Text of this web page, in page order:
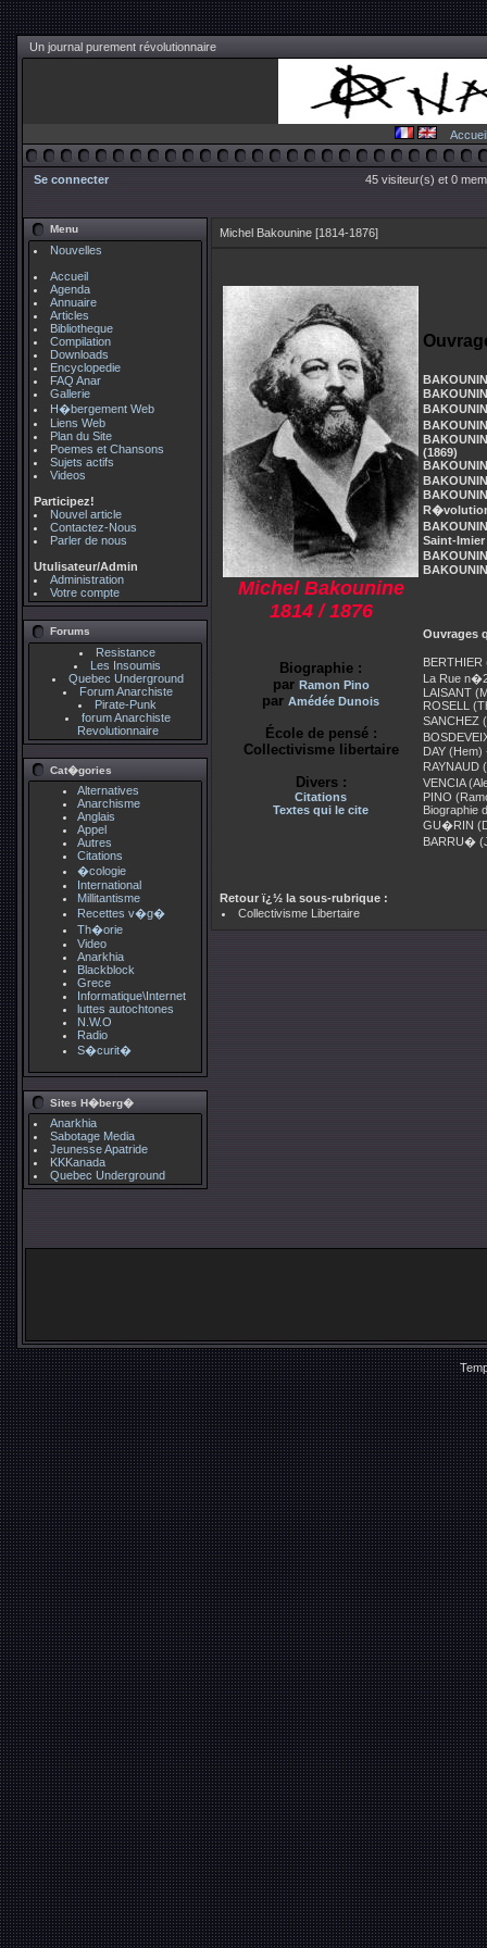
Un journal purement révolutionnaire
Accueil
Se connecter 45 visiteur(s) et 0
Menu
Nouvelles
Accueil
Agenda
Annuaire
Articles
Bibliotheque
Compilation
Downloads
Encyclopedie
FAQ Anar
Gallerie
H�bergement Web
Liens Web
Plan du Site
Poemes et Chansons
Sujets actifs
Videos
Participez!
Nouvel article
Contactez-Nous
Parler de nous
Utulisateur/Admin
Administration
Votre compte
Forums
Resistance
Les Insoumis
Quebec Underground
Forum Anarchiste
Pirate-Punk
forum Anarchiste
Revolutionnaire
Cat�gories
Alternatives
Anarchisme
Anglais
Appel
Autres
Citations
�cologie
International
Millitantisme
Recettes v�g�
Th�orie
Video
Anarkhia
Blackblock
Grece
Informatique\Internet
luttes autochtones
N.W.O
Radio
S�curit�
Sites H�berg�
Anarkhia
Sabotage Media
Jeunesse Apatride
KKKanada
Quebec Underground
Michel Bakounine [1814-1876]
Michel Bakounine
1814 / 1876
(1869)
Saint-Imier
Biographie :
par Ramon Pino
par Amédée Dunois
École de pensé :
Collectivisme libertaire
Divers :
Citations
Textes qui le cite
Ouvrages
La Rue
LAISANT
ROSELL
SANCHEZ
DAY
RAYNAUD
VENCIA
PINO
Biographie
GU�RIN
BARRU�
Retour ï¿½ la sous-rubrique :
Collectivisme Libertaire